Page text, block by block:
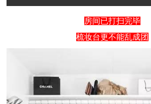
房间已打扫完毕
梳妆台更不能乱成团